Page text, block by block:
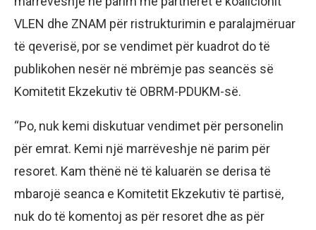
VLEN dhe ZNAM për ristrukturimin e paralajmëruar
të qeverisë, por se vendimet për kuadrot do të
publikohen nesër në mbrëmje pas seancës së
Komitetit Ekzekutiv të OBRM-PDUKM-së.
“Po, nuk kemi diskutuar vendimet për personelin
për emrat. Kemi një marrëveshje në parim për
resoret. Kam thënë në të kaluarën se derisa të
mbarojë seanca e Komitetit Ekzekutiv të partisë,
nuk do të komentoj as për resoret dhe as për